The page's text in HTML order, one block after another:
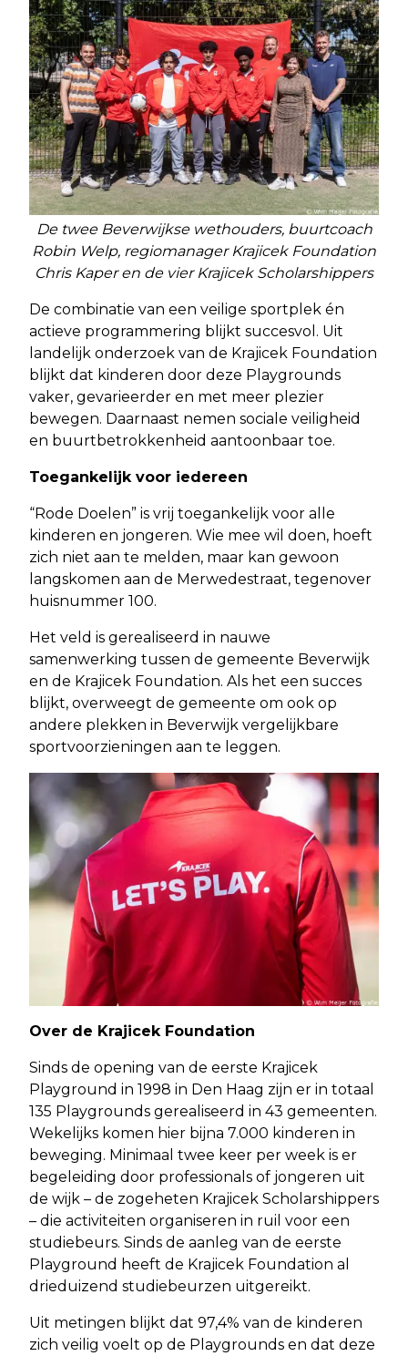
De twee Beverwijkse wethouders, buurtcoach
Robin Welp, regiomanager Krajicek Foundation
Chris Kaper en de vier Krajicek Scholarshippers
De combinatie van een veilige sportplek én
actieve programmering blijkt succesvol. Uit
landelijk onderzoek van de Krajicek Foundation
blijkt dat kinderen door deze Playgrounds
vaker, gevarieerder en met meer plezier
bewegen. Daarnaast nemen sociale veiligheid
en buurtbetrokkenheid aantoonbaar toe.
Toegankelijk voor iedereen
“Rode Doelen” is vrij toegankelijk voor alle
kinderen en jongeren. Wie mee wil doen, hoeft
zich niet aan te melden, maar kan gewoon
langskomen aan de Merwedestraat, tegenover
huisnummer 100.
Het veld is gerealiseerd in nauwe
samenwerking tussen de gemeente Beverwijk
en de Krajicek Foundation. Als het een succes
blijkt, overweegt de gemeente om ook op
andere plekken in Beverwijk vergelijkbare
sportvoorzieningen aan te leggen.
Over de Krajicek Foundation
Sinds de opening van de eerste Krajicek
Playground in 1998 in Den Haag zijn er in totaal
135 Playgrounds gerealiseerd in 43 gemeenten.
Wekelijks komen hier bijna 7.000 kinderen in
beweging. Minimaal twee keer per week is er
begeleiding door professionals of jongeren uit
de wijk – de zogeheten Krajicek Scholarshippers
– die activiteiten organiseren in ruil voor een
studiebeurs. Sinds de aanleg van de eerste
Playground heeft de Krajicek Foundation al
drieduizend studiebeurzen uitgereikt.
Uit metingen blijkt dat 97,4% van de kinderen
zich veilig voelt op de Playgrounds en dat deze